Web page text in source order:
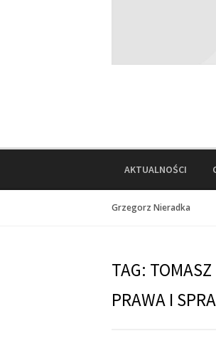
AKTUALNOŚCI
Grzegorz Nieradka
TAG:
PRAWA I